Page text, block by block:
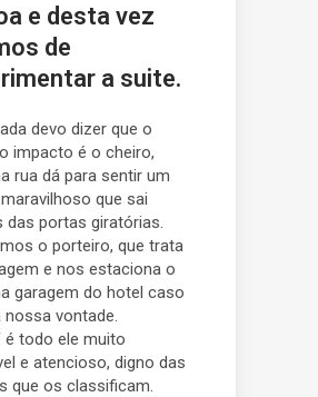
e desta vez
de
a suite.
devo dizer que o
impacto é o cheiro,
rua dá para sentir um
que sai
das portas giratórias.
o porteiro, que trata
e nos estaciona o
garagem do hotel caso
nossa vontade.
todo ele muito
e atencioso, digno das
que os classificam.